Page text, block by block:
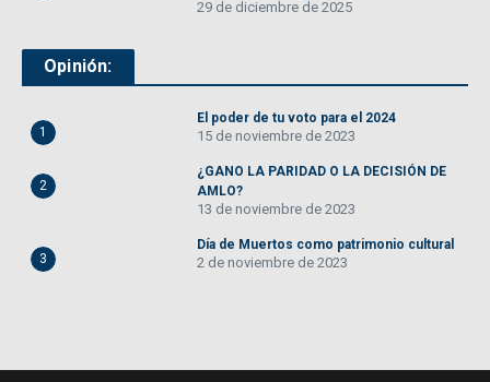
29 de diciembre de 2025
Opinión:
1
El poder de tu voto para el 2024
15 de noviembre de 2023
2
¿GANO LA PARIDAD O LA DECISIÓN DE
AMLO?
13 de noviembre de 2023
3
Día de Muertos como patrimonio cultural
2 de noviembre de 2023